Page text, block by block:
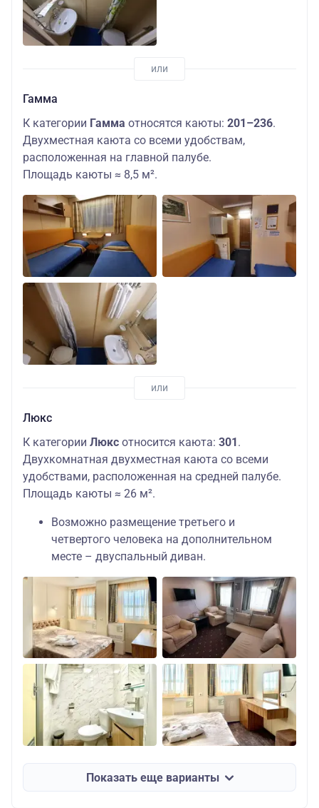
Гамма
К категории Гамма относятся каюты: 201–236.
Двухместная каюта со всеми удобствам,
расположенная на главной палубе.
Площадь каюты ≈ 8,5 м².
Люкс
К категории Люкс относится каюта: 301.
Двухкомнатная двухместная каюта со всеми
удобствами, расположенная на средней палубе.
Площадь каюты ≈ 26 м².
Возможно размещение третьего и
четвертого человека на дополнительном
месте – двуспальный диван.
Показать еще варианты